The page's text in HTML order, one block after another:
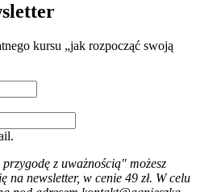
kursu „jak rozpocząć swoją
z uważnością" możesz
na newsletter, w cenie 49 zł. W celu